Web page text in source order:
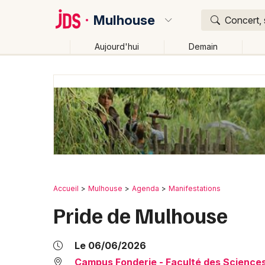
Mulhouse Concert,
Aujourd'hui Demain
Accueil Mulhouse Agenda Manifestations
Pride de Mulhouse
Le 06/06/2026
Campus Fonderie - Faculté des
Où ?
Mulhouse et alentours Haut-Rhin (68) Alsace
Changer de lieu